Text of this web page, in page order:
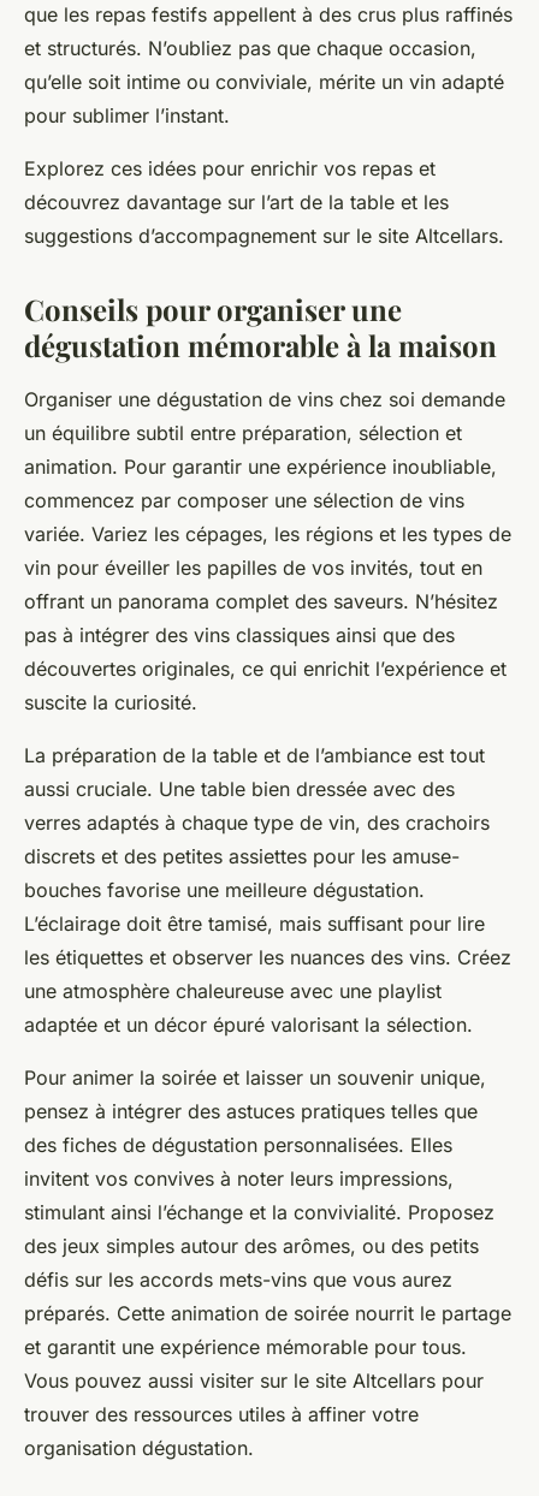
que les repas festifs appellent à des crus plus raffinés
et structurés. N’oubliez pas que chaque occasion,
qu’elle soit intime ou conviviale, mérite un vin adapté
pour sublimer l’instant.
Explorez ces idées pour enrichir vos repas et
découvrez davantage sur l’art de la table et les
suggestions d’accompagnement sur le site Altcellars.
Conseils pour organiser une
dégustation mémorable à la maison
Organiser une dégustation de vins chez soi demande
un équilibre subtil entre préparation, sélection et
animation. Pour garantir une expérience inoubliable,
commencez par composer une sélection de vins
variée. Variez les cépages, les régions et les types de
vin pour éveiller les papilles de vos invités, tout en
offrant un panorama complet des saveurs. N’hésitez
pas à intégrer des vins classiques ainsi que des
découvertes originales, ce qui enrichit l’expérience et
suscite la curiosité.
La préparation de la table et de l’ambiance est tout
aussi cruciale. Une table bien dressée avec des
verres adaptés à chaque type de vin, des crachoirs
discrets et des petites assiettes pour les amuse-
bouches favorise une meilleure dégustation.
L’éclairage doit être tamisé, mais suffisant pour lire
les étiquettes et observer les nuances des vins. Créez
une atmosphère chaleureuse avec une playlist
adaptée et un décor épuré valorisant la sélection.
Pour animer la soirée et laisser un souvenir unique,
pensez à intégrer des astuces pratiques telles que
des fiches de dégustation personnalisées. Elles
invitent vos convives à noter leurs impressions,
stimulant ainsi l’échange et la convivialité. Proposez
des jeux simples autour des arômes, ou des petits
défis sur les accords mets-vins que vous aurez
préparés. Cette animation de soirée nourrit le partage
et garantit une expérience mémorable pour tous.
Vous pouvez aussi visiter sur le site Altcellars pour
trouver des ressources utiles à affiner votre
organisation dégustation.